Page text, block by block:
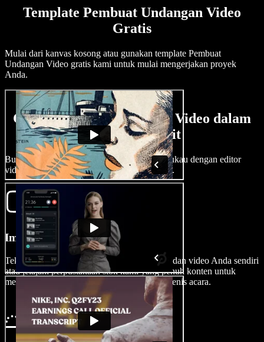
Template Pembuat Undangan Video
Gratis
Mulai dari kanvas kosong atau gunakan template Pembuat
Undangan Video gratis kami untuk mulai mengerjakan proyek
Anda.
Cara Membuat Undangan Video dalam
Hitungan Menit
Buat undangan DIY yang menarik dan memukau dengan editor
video ramah pengguna dari Speechify Studio.
Impor Video Anda
Tekan Gambar/Video untuk mengimpor foto dan video Anda sendiri
atau jelajahi perpustakaan stok kami yang penuh konten untuk
mendesain undangan yang pas untuk segala jenis acara.